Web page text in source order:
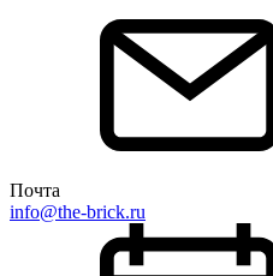
Почта
info@the-brick.ru